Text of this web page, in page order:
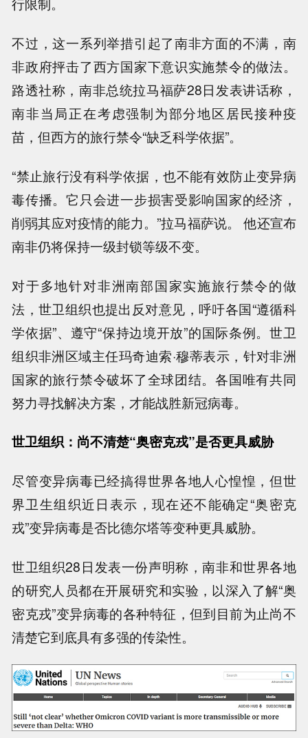
不过，这一系列举措引起了南非方面的不满，南
非政府抨击了西方国家下意识实施禁令的做法。
路透社称，南非总统拉马福萨28日发表讲话称，
南非当局正在考虑强制为部分地区居民接种疫
苗，但西方的旅行禁令“缺乏科学依据”。
“禁止旅行没有科学依据，也不能有效防止变异病
毒传播。它只会进一步损害受影响国家的经济，
削弱其应对疫情的能力。”拉马福萨说。 他还宣布
南非仍将保持一级封锁等级不变。
对于多地针对非洲南部国家实施旅行禁令的做
法，世卫组织也提出反对意见，呼吁各国“遵循科
学依据”、遵守“保持边境开放”的国际条例。世卫
组织非洲区域主任玛奇迪索·穆蒂表示，针对非洲
国家的旅行禁令破坏了全球团结。各国唯有共同
努力寻找解决方案，才能战胜新冠病毒。
世卫组织：尚不清楚“奥密克戎”是否更具威胁
尽管变异病毒已经搞得世界各地人心惶惶，但世
界卫生组织近日表示，现在还不能确定“奥密克
戎”变异病毒是否比德尔塔等变种更具威胁。
世卫组织28日发表一份声明称，南非和世界各地
的研究人员都在开展研究和实验，以深入了解“奥
密克戎”变异病毒的各种特征，但到目前为止尚不
清楚它到底具有多强的传染性。